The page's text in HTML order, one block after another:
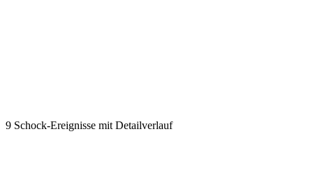
9 Schock-Ereignisse mit Detailverlauf